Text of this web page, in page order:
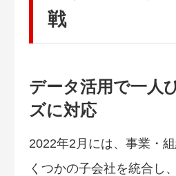
戦
データ活用で一人
ズに対応
2022年2月には、事業・
くつかの子会社を統合し